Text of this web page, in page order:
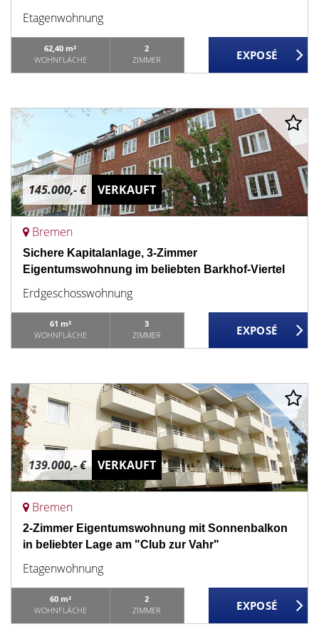
Etagenwohnung
62,40 m²
WOHNFLÄCHE
2
ZIMMER
145.000,- € VERKAUFT
Bremen
Sichere Kapitalanlage, 3-Zimmer
Eigentumswohnung im beliebten Barkhof-Viertel
Erdgeschosswohnung
61 m²
WOHNFLÄCHE
3
ZIMMER
139.000,- € VERKAUFT
Bremen
2-Zimmer Eigentumswohnung mit Sonnenbalkon
in beliebter Lage am "Club zur Vahr"
Etagenwohnung
60 m²
WOHNFLÄCHE
2
ZIMMER